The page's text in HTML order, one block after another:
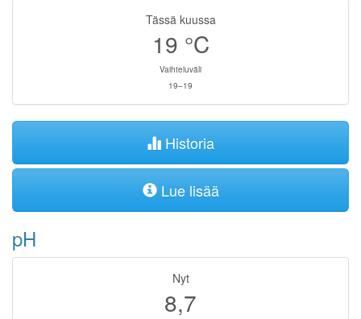
Tässä kuussa
19 °C
Vaihteluväli
19–19
Historia
Lue lisää
pH
Nyt
8,7